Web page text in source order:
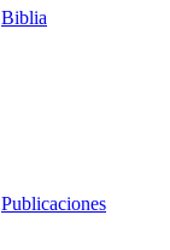
Biblia
Publicaciones